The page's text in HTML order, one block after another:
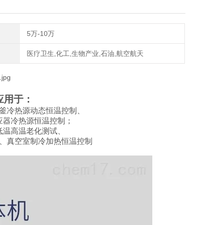
5万-10万
医疗卫生,化工,生物产业,石油,航空航天
于：
冷热源动态恒温控制、
冷热源恒温控制；
高温老化测试、
真空室制冷加热恒温控制